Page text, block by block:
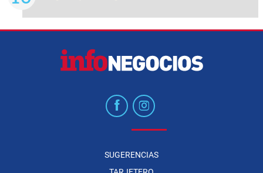
SUGERENCIAS